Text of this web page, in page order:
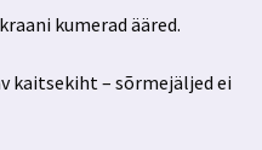
kumerad ääred.
kaitsekiht – sõrmejäljed ei